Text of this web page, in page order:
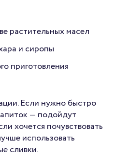
растительных масел
и сиропы
приготовления
Если нужно быстро
— подойдут
хочется почувствовать
использовать
сливки.